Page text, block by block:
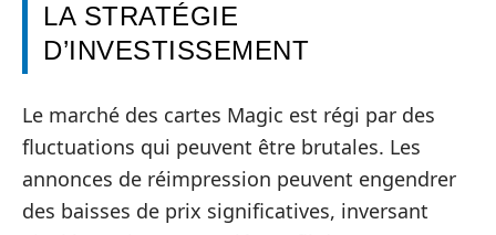
LA STRATÉGIE
D’INVESTISSEMENT
Le marché des cartes Magic est régi par des
fluctuations qui peuvent être brutales. Les
annonces de réimpression peuvent engendrer
des baisses de prix significatives, inversant